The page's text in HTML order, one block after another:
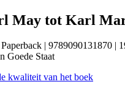
May tot Karl
| 9789090131870 |
Goede Staat
kwaliteit van het boek